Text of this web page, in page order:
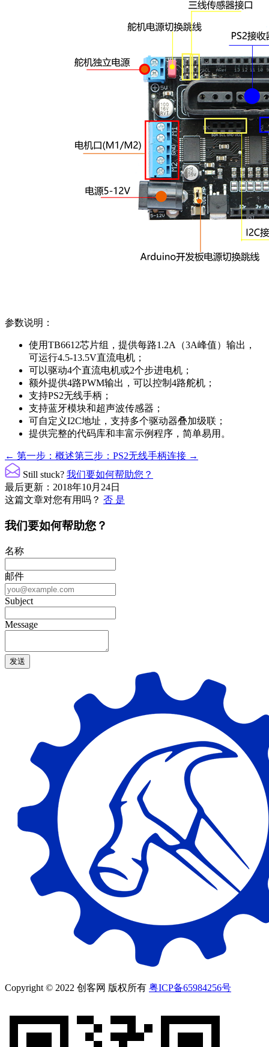
参数说明：
使用TB6612芯片组，提供每路1.2A（3A峰值）输出，
可运行4.5-13.5V直流电机；
可以驱动4个直流电机或2个步进电机；
额外提供4路PWM输出，可以控制4路舵机；
支持PS2无线手柄；
支持蓝牙模块和超声波传感器；
可自定义I2C地址，支持多个驱动器叠加级联；
提供完整的代码库和丰富示例程序，简单易用。
文
档
导
航
← 第一步：概述第三步：PS2无线手柄连接 →
Still stuck? 我们要如何帮助您？
最后更新：2018年10月24日
这篇文章对您有用吗？ 否 是
我们要如何帮助您？
名称
邮件
Subject
Message
Copyright © 2022 创客网 版权所有 粤ICP备65984256号